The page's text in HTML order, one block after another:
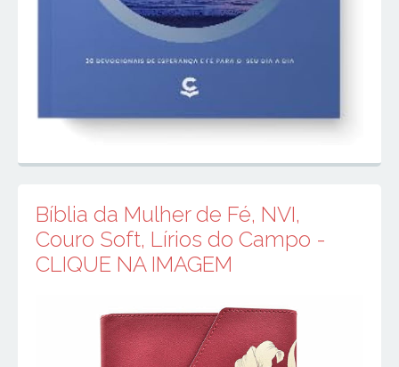
Bíblia da Mulher de Fé, NVI,
Couro Soft, Lírios do Campo -
CLIQUE NA IMAGEM